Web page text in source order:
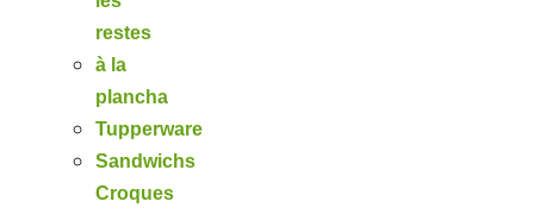
restes
à la
plancha
Tupperware
Sandwichs
Croques